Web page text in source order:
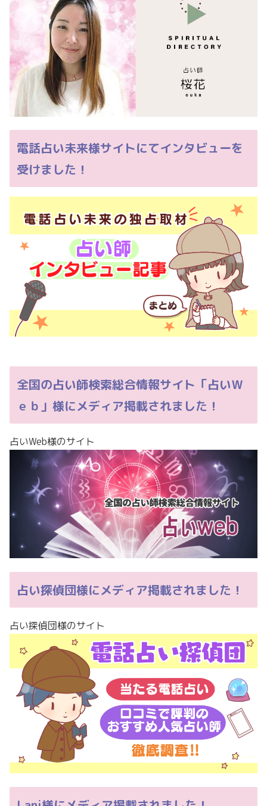
電話占い未来様サイトにてインタビューを
受けました！
全国の占い師検索総合情報サイト「占いＷ
ｅｂ」様にメディア掲載されました！
占いWeb様のサイト
占い探偵団様にメディア掲載されました！
占い探偵団様のサイト